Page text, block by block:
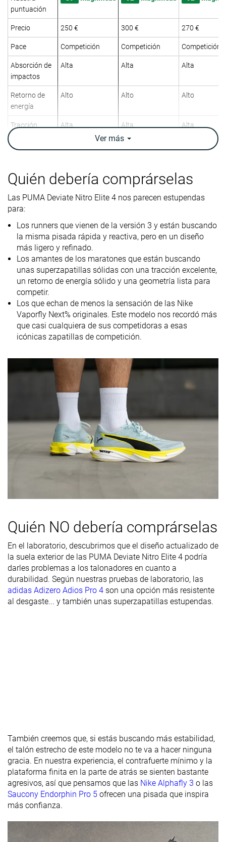
puntuación
Precio 250 € 300 € 270 €
Pace Competición Competición Competición
Absorción de
impactos
Alta Alta Alta
Retorno de
energía
Alto Alto Alto
Tracción Alta Alta Alta
Arch support Neutral
laboratorio
Peso marca
6.2 oz / 177g 6 oz / 170g 6 oz / 170g
Drop
laboratorio
Drop marca
8.9 mm
8.0 mm
8.3 mm
8.0 mm
6.0 mm
5.0 mm
Técnica de
carrera
Talón
Medio/antepié
Medio/antepié Medio/
Talla
Rigidez de la
mediasuela
Equilibrada Equilibrada Blanda
la rigidez de la
mediasuela
Mala
del acolchado
Alta Media Alta
de la suela
TranspirabilidadAlta Media Alta
Anchura /
ajuste
Media Estrecha Estrecha
Anchura de la
parte
delantera
Media Media Estrecha
Talón
laboratorio
Talón marca
37.2 mm
40.0 mm 40.0 mm
38.7 mm
39.5 mm
Antepié
laboratorio
Antepié
28.3 mm
32.0 mm
30.2 mm 32.7 mm
Anchuras Estándar Estándar
Ver más
Quién debería comprárselas
Las PUMA Deviate Nitro Elite 4 nos parecen estupendas
para:
Los runners que vienen de la versión 3 y están buscando
la misma pisada rápida y reactiva, pero en un diseño
más ligero y refinado.
Los amantes de los maratones que están buscando
unas superzapatillas sólidas con una tracción excelente,
un retorno de energía sólido y una geometría lista para
competir.
Los que echan de menos la sensación de las Nike
Vaporfly Next% originales. Este modelo nos recordó más
que casi cualquiera de sus competidoras a esas
icónicas zapatillas de competición.
Quién NO debería comprárselas
En el laboratorio, descubrimos que el diseño actualizado de
la suela exterior de las PUMA Deviate Nitro Elite 4 podría
darles problemas a los talonadores en cuanto a
durabilidad. Según nuestras pruebas de laboratorio, las
adidas Adizero Adios Pro 4 son una opción más resistente
al desgaste... y también unas superzapatillas estupendas.
También creemos que, si estás buscando más estabilidad,
el talón estrecho de este modelo no te va a hacer ninguna
gracia. En nuestra experiencia, el contrafuerte mínimo y la
plataforma finita en la parte de atrás se sienten bastante
agresivos, así que pensamos que las Nike Alphafly 3 o las
Saucony Endorphin Pro 5 ofrecen una pisada que inspira
más confianza.